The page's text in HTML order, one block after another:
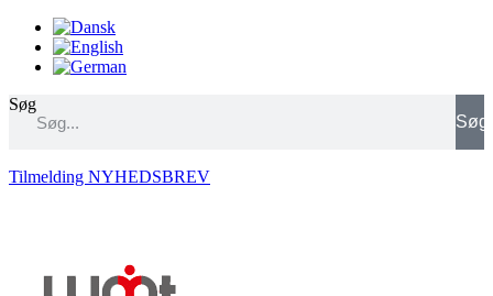
Søg
Søg
Tilmelding NYHEDSBREV